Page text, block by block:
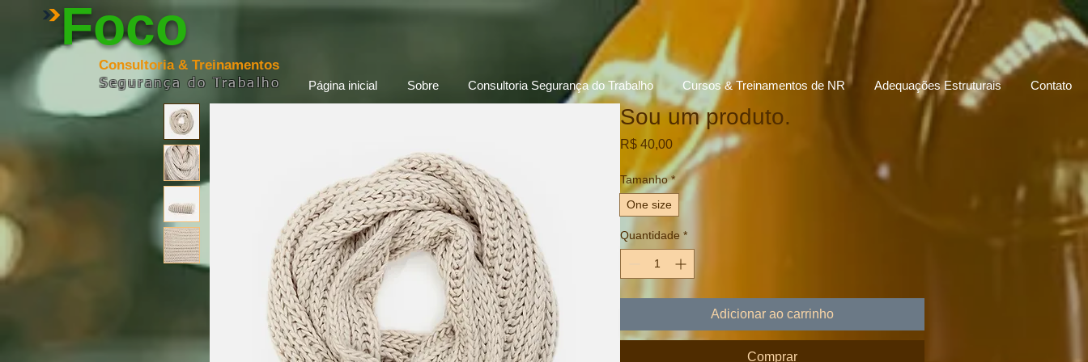
Foco
Consultoria & Treinamentos
Segurançado Trabalho Página inicial Sobre Consultoria Segurança do Trabalho Cursos & Treinamentos de NR Adequações Estruturais Contato
Sou um produto.
R$ 40,00Preço
Tamanho *
One size
Quantidade *
Adicionar ao carrinho
Comprar